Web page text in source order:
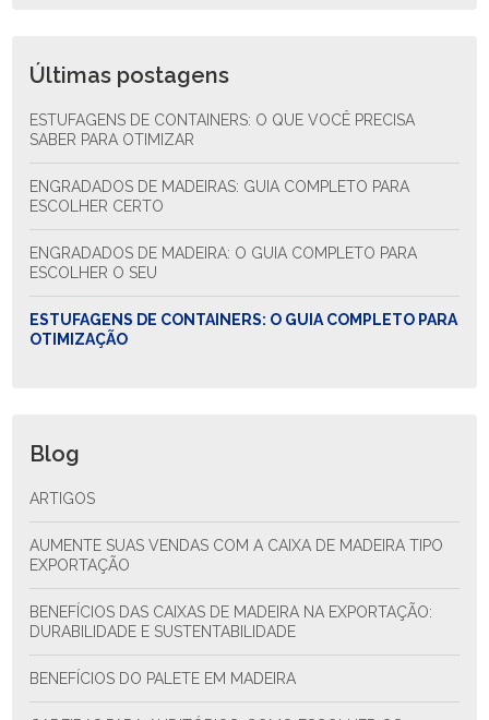
Últimas postagens
ESTUFAGENS DE CONTAINERS: O QUE VOCÊ PRECISA
SABER PARA OTIMIZAR
ENGRADADOS DE MADEIRAS: GUIA COMPLETO PARA
ESCOLHER CERTO
ENGRADADOS DE MADEIRA: O GUIA COMPLETO PARA
ESCOLHER O SEU
ESTUFAGENS DE CONTAINERS: O GUIA COMPLETO PARA
OTIMIZAÇÃO
Blog
ARTIGOS
AUMENTE SUAS VENDAS COM A CAIXA DE MADEIRA TIPO
EXPORTAÇÃO
BENEFÍCIOS DAS CAIXAS DE MADEIRA NA EXPORTAÇÃO:
DURABILIDADE E SUSTENTABILIDADE
BENEFÍCIOS DO PALETE EM MADEIRA